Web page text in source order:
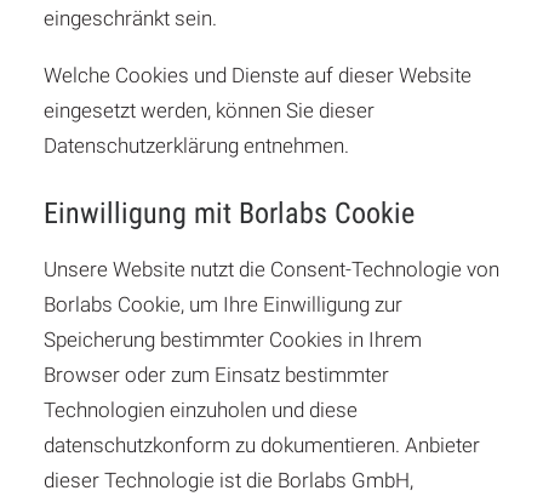
eingeschränkt sein.
Welche Cookies und Dienste auf dieser Website
eingesetzt werden, können Sie dieser
Datenschutzerklärung entnehmen.
Einwilligung mit Borlabs Cookie
Unsere Website nutzt die Consent-Technologie von
Borlabs Cookie, um Ihre Einwilligung zur
Speicherung bestimmter Cookies in Ihrem
Browser oder zum Einsatz bestimmter
Technologien einzuholen und diese
datenschutzkonform zu dokumentieren. Anbieter
dieser Technologie ist die Borlabs GmbH,